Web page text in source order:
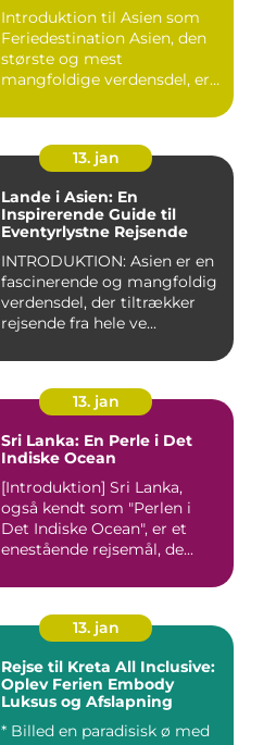
Introduktion til Asien som
Feriedestination Asien, den
største og mest
mangfoldige verdensdel, er
13. jan
Lande i Asien: En
Inspirerende Guide til
Eventyrlystne Rejsende
INTRODUKTION: Asien er en
fascinerende og mangfoldig
verdensdel, der tiltrækker
rejsende fra hele ve...
13. jan
Sri Lanka: En Perle i Det
Indiske Ocean
[Introduktion] Sri Lanka,
også kendt som "Perlen i
Det Indiske Ocean", er et
enestående rejsemål, de...
13. jan
Rejse til Kreta All Inclusive:
Oplev Ferien Embody
Luksus og Afslapning
* Billed en paradisisk ø med